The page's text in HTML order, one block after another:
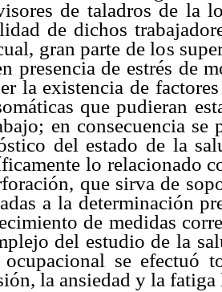
de taladros de la
de dichos
gran parte de los
presencia de estrés de
la existencia de
que pudieran
en consecuencia se
del estado de la
lo relacionado
que sirva de
a la determinación
de medidas
del estudio de la
ocupacional se efectuó
la ansiedad y la fatiga